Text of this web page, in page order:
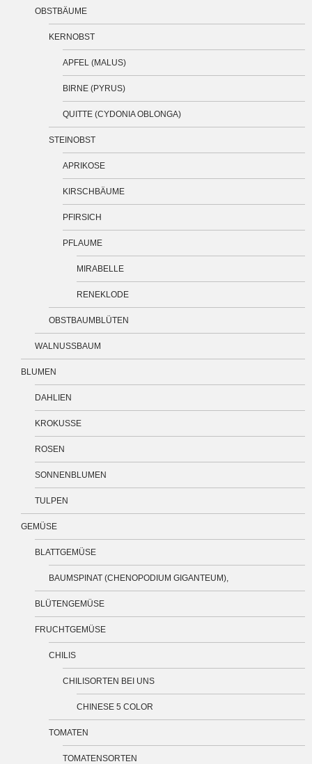
OBSTBÄUME
KERNOBST
APFEL (MALUS)
BIRNE (PYRUS)
QUITTE (CYDONIA OBLONGA)
STEINOBST
APRIKOSE
KIRSCHBÄUME
PFIRSICH
PFLAUME
MIRABELLE
RENEKLODE
OBSTBAUMBLÜTEN
WALNUSSBAUM
BLUMEN
DAHLIEN
KROKUSSE
ROSEN
SONNENBLUMEN
TULPEN
GEMÜSE
BLATTGEMÜSE
BAUMSPINAT (CHENOPODIUM GIGANTEUM),
BLÜTENGEMÜSE
FRUCHTGEMÜSE
CHILIS
CHILISORTEN BEI UNS
CHINESE 5 COLOR
TOMATEN
TOMATENSORTEN